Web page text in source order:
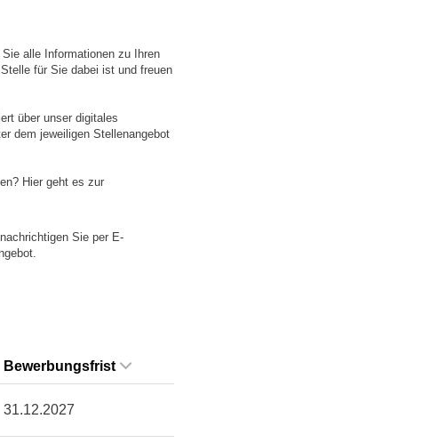
alle Informationen zu Ihren
für Sie dabei ist und freuen
über unser digitales
dem jeweiligen Stellenangebot
Hier geht es zur
Sie per E-
Bewerbungsfrist
31.12.2027